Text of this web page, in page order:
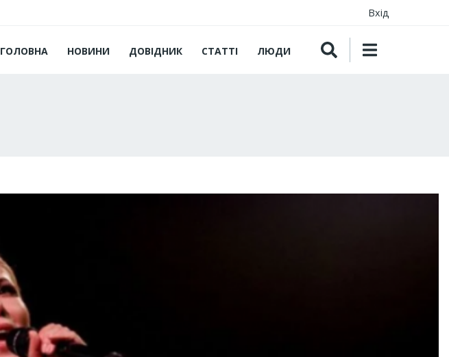
Вхід
ГОЛОВНА НОВИНИ ДОВІДНИК СТАТТІ ЛЮДИ